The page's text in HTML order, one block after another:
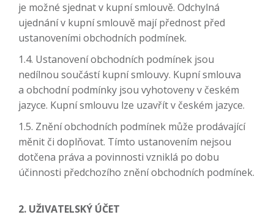
je možné sjednat v kupní smlouvě. Odchylná
ujednání v kupní smlouvě mají přednost před
ustanoveními obchodních podmínek.
1.4. Ustanovení obchodních podmínek jsou
nedílnou součástí kupní smlouvy. Kupní smlouva
a obchodní podmínky jsou vyhotoveny v českém
jazyce. Kupní smlouvu lze uzavřít v českém jazyce.
1.5. Znění obchodních podmínek může prodávající
měnit či doplňovat. Tímto ustanovením nejsou
dotčena práva a povinnosti vzniklá po dobu
účinnosti předchozího znění obchodních podmínek.
2. UŽIVATELSKÝ ÚČET